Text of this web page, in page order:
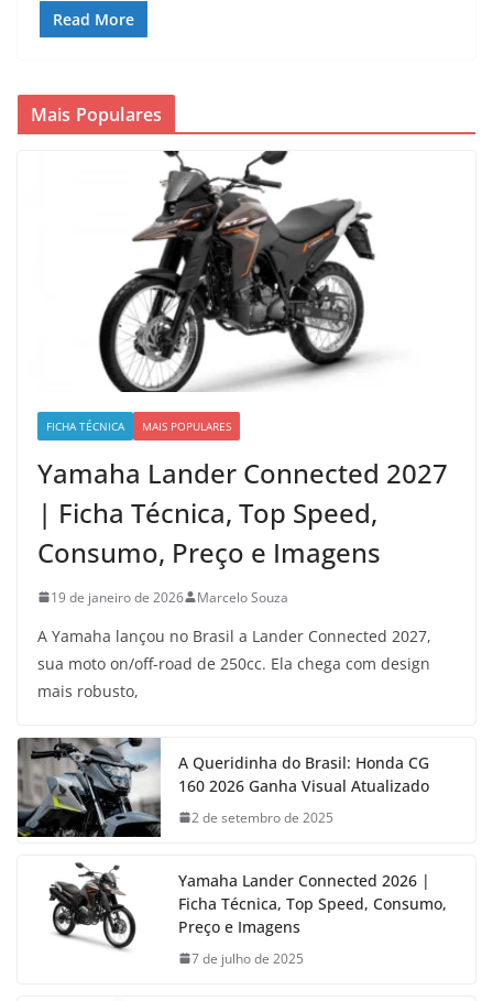
Read More
Mais Populares
FICHA TÉCNICA MAIS POPULARES
Yamaha Lander Connected 2027
| Ficha Técnica, Top Speed,
Consumo, Preço e Imagens
19 de janeiro de 2026 Marcelo Souza
A Yamaha lançou no Brasil a Lander Connected 2027,
sua moto on/off-road de 250cc. Ela chega com design
mais robusto,
A Queridinha do Brasil: Honda CG
160 2026 Ganha Visual Atualizado
2 de setembro de 2025
Yamaha Lander Connected 2026 |
Ficha Técnica, Top Speed, Consumo,
Preço e Imagens
7 de julho de 2025